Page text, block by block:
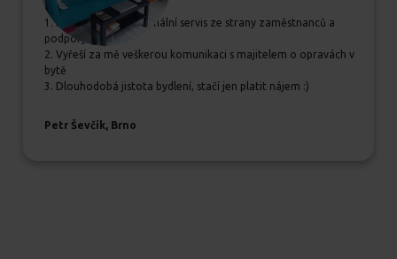
důvodů:
1. Příjemný a profesionální servis ze strany zaměstnanců a
podpory
2. Vyřeší za mě veškerou komunikaci s majitelem o opravách v
bytě
3. Dlouhodobá jistota bydlení, stačí jen platit nájem :)
Petr Ševčík, Brno